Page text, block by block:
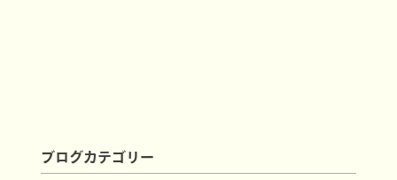
ブログカテゴリー